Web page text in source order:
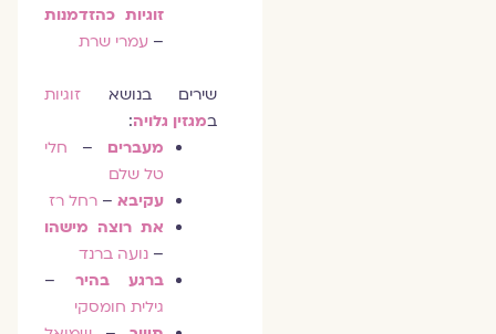
זוגיות כהזדמנות
–עמרי שרת
שירים בנושא
זוגיות
מגזין גלויה:
מעברים–
חלי
טל שלם
עקיבא–רחל רז
את רוצה מישהו
–נועה ברנד
ברגע בהיר–
גילית חומסקי